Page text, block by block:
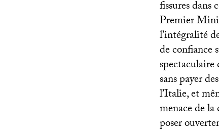
fissures
Premier
l’intégralité
de confiance
spectaculaire
sans payer
l’Italie, et
menace de
poser